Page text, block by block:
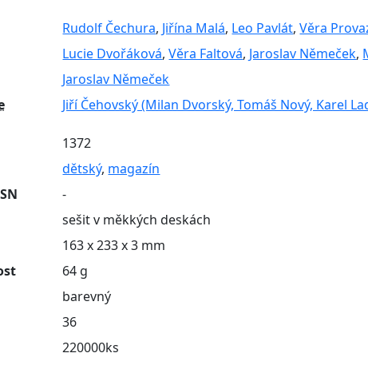
Rudolf Čechura, Jiřína Malá, Leo Pavlát,Věra
Lucie Dvořáková,Věra Faltová, Jaroslav Němeček,
Jaroslav Němeček
Jiří Čehovský (Milan Dvorský, Tomáš Nový, Karel
1372
dětský, magazín
-
sešit v měkkých deskách
163 x 233 x 3 mm
64 g
barevný
36
220000ks